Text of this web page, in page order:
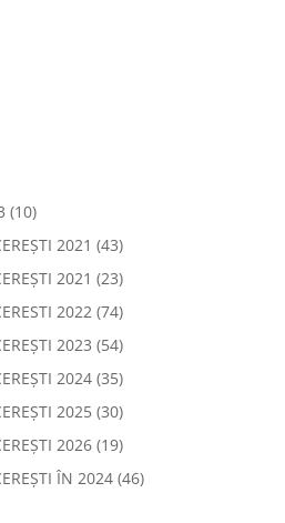
(10)
2021 (43)
2021 (23)
2022(74)
2023 (54)
2024(35)
2025(30)
2026(19)
ÎN 2024(46)